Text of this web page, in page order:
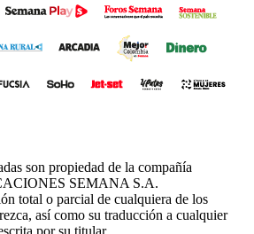
window
son propiedad de la compañía
SEMANA S.A.
total o parcial de cualquiera de los
así como su traducción a cualquier
por su titular.